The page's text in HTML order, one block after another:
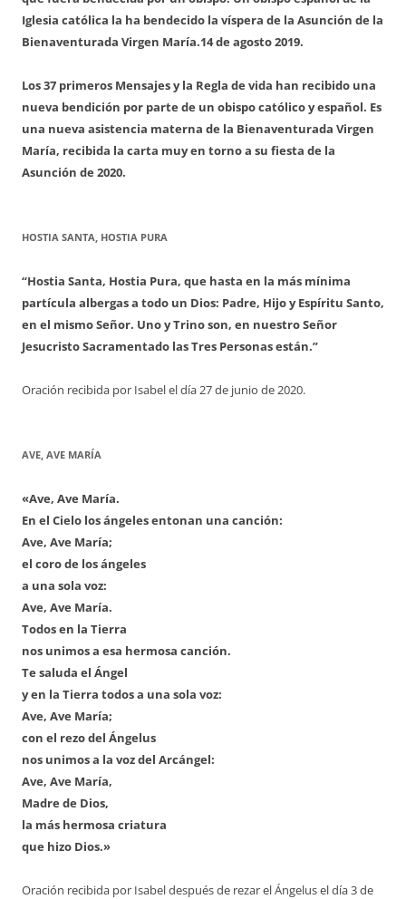
Iglesia católica la ha bendecido la víspera de la Asunción de la
Bienaventurada Virgen María.14 de agosto 2019.
Los 37 primeros Mensajes y la Regla de vida han recibido una
nueva bendición por parte de un obispo católico y español. Es
una nueva asistencia materna de la Bienaventurada Virgen
María, recibida la carta muy en torno a su fiesta de la
Asunción de 2020.
HOSTIA SANTA, HOSTIA PURA
“Hostia Santa, Hostia Pura, que hasta en la más mínima
partícula albergas a todo un Dios: Padre, Hijo y Espíritu Santo,
en el mismo Señor. Uno y Trino son, en nuestro Señor
Jesucristo Sacramentado las Tres Personas están.”
Oración recibida por Isabel el día 27 de junio de 2020.
AVE, AVE MARÍA
«Ave, Ave María.
En el Cielo los ángeles entonan una canción:
Ave, Ave María;
el coro de los ángeles
a una sola voz:
Ave, Ave María.
Todos en la Tierra
nos unimos a esa hermosa canción.
Te saluda el Ángel
y en la Tierra todos a una sola voz:
Ave, Ave María;
con el rezo del Ángelus
nos unimos a la voz del Arcángel:
Ave, Ave María,
Madre de Dios,
la más hermosa criatura
que hizo Dios.»
Oración recibida por Isabel después de rezar el Ángelus el día 3 de